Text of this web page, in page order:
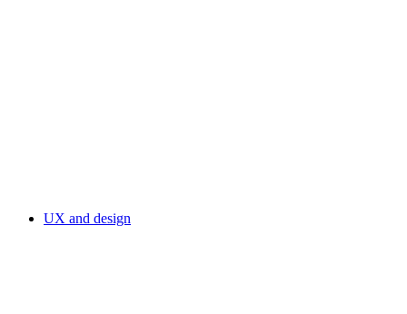
UX and design